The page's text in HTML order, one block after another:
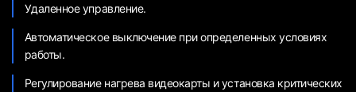
Удаленное управление.
Автоматическое выключение при определенных условиях
работы.
Регулирование нагрева видеокарты и установка критических